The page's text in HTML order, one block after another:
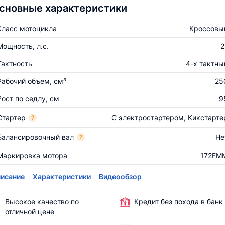
характеристики
мотоцикла
л.с.
4-х
объем, см³
по седлу, см
? С электростартером,
вал ?
мотора
Характеристики Видеообзор
Высокое качество по
отличной цене
Кредит без похода в банк